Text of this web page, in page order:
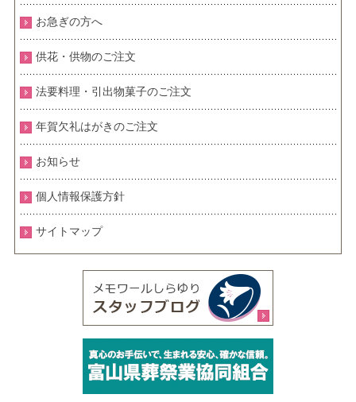
お急ぎの方へ
供花・供物のご注文
法要料理・引出物菓子のご注文
年賀欠礼はがきのご注文
お知らせ
個人情報保護方針
サイトマップ